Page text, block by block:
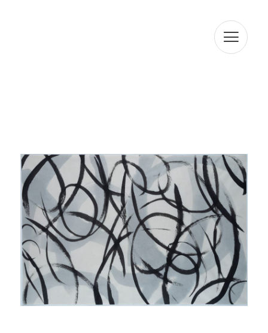
SL informa que los datos serán conservados durante el
plazo estrictamente necesario para cumplir con los
preceptos mencionados anteriormente. Le informamos
que el tratamiento de sus datos está legitimado por su
datos podrá ejercer los derechos de acceso,
rectificación, limitación de tratamiento, supresión,
portabilidad y oposición al tratamiento de sus datos de
carácter personal así como del consentimiento prestado
para el tratamiento de los mismos, dirigiendo su petición
a la dirección postal indicada anteriormente o al correo
electrónico jmtorres@arturamon.com. Podrá dirigirse a la
Autoridad de Control competente para presentar la
reclamación que considere oportuna. El envío de estos
datos implica la aceptación de esta cláusula.